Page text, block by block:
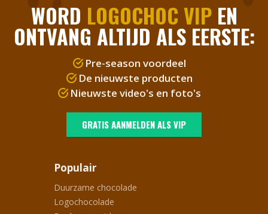
WORD LOGOCHOC VIPEN
ONTVANG ALTIJD ALS EERSTE:
Pre-season voordeel
De nieuwste producten
Nieuwste video's en foto's
GRATIS AANMELDEN ALS VIP
Populair
Duurzame chocolade
Logochocolade